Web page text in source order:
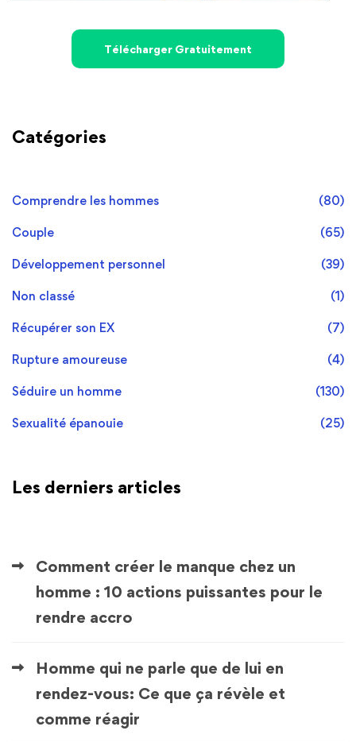
Télécharger Gratuitement
Catégories
Comprendre les hommes (80)
Couple (65)
Développement personnel (39)
Non classé (1)
Récupérer son EX (7)
Rupture amoureuse (4)
Séduire un homme (130)
Sexualité épanouie (25)
Les derniers articles
Comment créer le manque chez un
homme : 10 actions puissantes pour le
rendre accro
Homme qui ne parle que de lui en
rendez-vous: Ce que ça révèle et
comme réagir